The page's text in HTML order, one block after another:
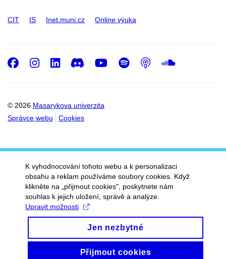
CIT IS Inet.muni.cz Online výuka
© 2026 Masarykova univerzita
Správce webu
Cookies
Facebook
Instagram
LinkedIn
DiscordYoutube
Spotify
Podcast
K vyhodnocování tohoto webu a k personalizaci
obsahu a reklam používáme soubory cookies. Když
klikněte na „přijmout cookies", poskytnete nám
souhlas k jejich uložení, správě a analýze.
Upravit možnosti
Jen nezbytné
Přijmout cookies